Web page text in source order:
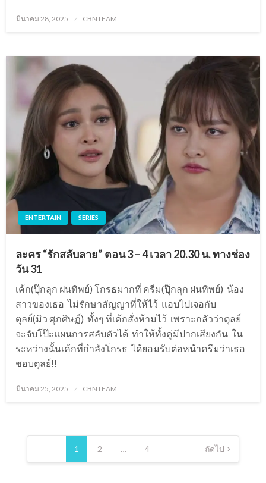
Posted
มีนาคม 28, 2025 CBNTEAM
ENTERTAIN SERIES
ละคร “รักสลับลาย” ตอน 3 – 4 เวลา 20.30 น. ทางช่อง
วัน 31
เค้ก(ปุ๊กลุก ฝนทิพย์) โกรธมากที่ ครีม(ปุ๊กลุก ฝนทิพย์) น้อง
สาวของเธอ ไม่รักษาสัญญาที่ให้ไว้ แอบไปเจอกับ
ตุลย์(มิว ศุภศิษฏ์) ทั้งๆ ที่เค้กสั่งห้ามไว้ เพราะกลัวว่าตุลย์
จะจับโป๊ะแผนการสลับตัวได้ ทำให้ทั้งคู่มีปากเสียงกัน ใน
ระหว่างนั้นเค้กที่กำลังโกรธ ได้ยอมรับต่อหน้าครีมว่าเธอ
ชอบตุลย์!!
Posted
มีนาคม 25, 2025 CBNTEAM
Posts
pagination
1 2 … 4 ถัดไป